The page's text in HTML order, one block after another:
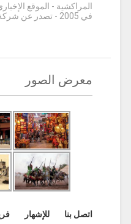
المراكشية - الموقع
في 2005 - تصدر عن شركة IMAR MED-SARL
معرض الصور
اتصل بنا للإشهار